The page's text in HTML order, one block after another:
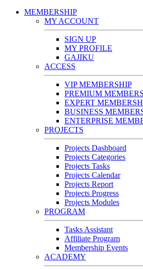
MEMBERSHIP
MY ACCOUNT
SIGN UP
MY PROFILE
GAJIKU
ACCESS
VIP MEMBERSHIP
PREMIUM
EXPERT
BUSINESS
ENTERPRISE
PROJECTS
Projects Dashboard
Projects Categories
Projects Tasks
Projects Calendar
Projects Report
Projects Progress
Projects Modules
PROGRAM
Tasks Assistant
Affiliate Program
Membership Events
ACADEMY